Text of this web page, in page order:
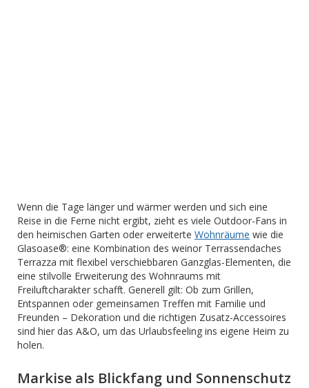
Wenn die Tage länger und wärmer werden und sich eine
Reise in die Ferne nicht ergibt, zieht es viele Outdoor-Fans in
den heimischen Garten oder erweiterte Wohnräume wie die
Glasoase®: eine Kombination des weinor Terrassendaches
Terrazza mit flexibel verschiebbaren Ganzglas-Elementen, die
eine stilvolle Erweiterung des Wohnraums mit
Freiluftcharakter schafft. Generell gilt: Ob zum Grillen,
Entspannen oder gemeinsamen Treffen mit Familie und
Freunden – Dekoration und die richtigen Zusatz-Accessoires
sind hier das A&O, um das Urlaubsfeeling ins eigene Heim zu
holen.
Markise als Blickfang und Sonnenschutz